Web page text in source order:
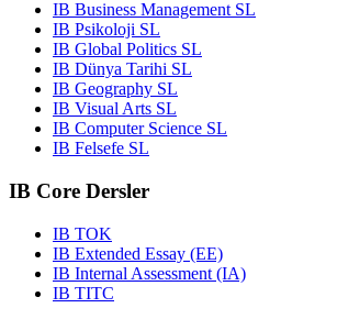
IB Business Management SL
IB Psikoloji SL
IB Global Politics SL
IB Dünya Tarihi SL
IB Geography SL
IB Visual Arts SL
IB Computer Science SL
IB Felsefe SL
IB Core Dersler
IB TOK
IB Extended Essay (EE)
IB Internal Assessment (IA)
IB TITC